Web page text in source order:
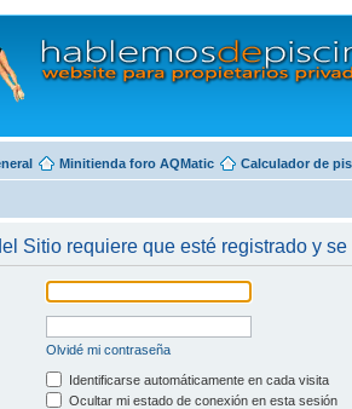
Minitienda foro AQMatic Calculador de
Sitio requiere que esté registrado y
Olvidé mi contraseña
Identificarse automáticamente en cada visita
Ocultar mi estado de conexión en esta sesión